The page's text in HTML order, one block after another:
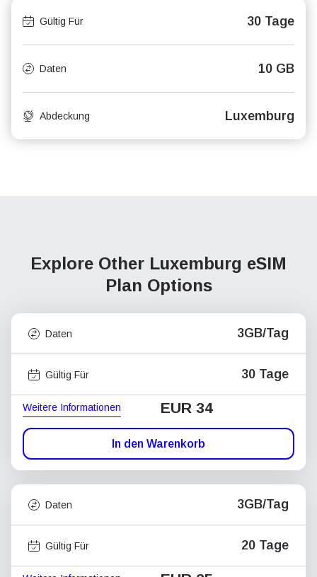
Gültig Für 30 Tage
Daten 10 GB
Abdeckung Luxemburg
Explore Other Luxemburg eSIM
Plan Options
Daten 3GB/Tag
Gültig Für 30 Tage
Weitere Informationen EUR 34
In den Warenkorb
Daten 3GB/Tag
Gültig Für 20 Tage